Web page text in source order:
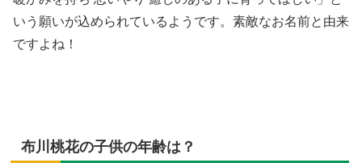
いう願いが込められているようです。素敵なお名前と由来
ですよね！
布川桃花の子供の年齢は？